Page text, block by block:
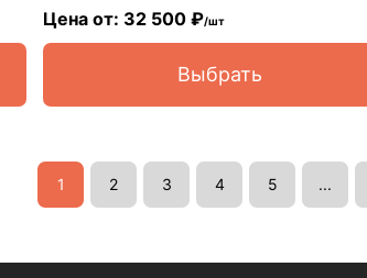
Цена от: 32 500 ₽/шт
Выбрать
1 2 3 4 5 ...